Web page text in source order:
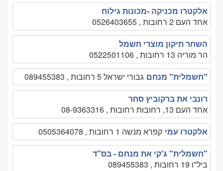
אלקטרו מכניקה -מכונות גילוח
אחד העם 2 רחובות , 0526403655
השחר תיקון מוצרי חשמל
הר מוריה 13 רחובות , 0522501106
"חשמלית" מנחם גבורי ישראל 5 רחובות , 089455383
רונבי את ברקוביץ סחר
אחד העם 13, רחובות רחובות , 08-9363316
אלקטרו עמי קפרא מנשה 1 רחובות , 0505364078
"חשמלית" ג'קי את מנחם - בס"ד
ביל"ו 19 רחובות , 089455383